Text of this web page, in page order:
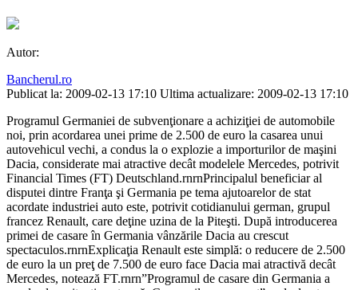
Autor:
Bancherul.ro
Publicat la: 2009-02-13 17:10 Ultima actualizare: 2009-02-13 17:10
Programul Germaniei de subvenţionare a achiziţiei de automobile
noi, prin acordarea unei prime de 2.500 de euro la casarea unui
autovehicul vechi, a condus la o explozie a importurilor de maşini
Dacia, considerate mai atractive decât modelele Mercedes, potrivit
Financial Times (FT) Deutschland.rnrnPrincipalul beneficiar al
disputei dintre Franţa şi Germania pe tema ajutoarelor de stat
acordate industriei auto este, potrivit cotidianului german, grupul
francez Renault, care deţine uzina de la Piteşti. După introducerea
primei de casare în Germania vânzările Dacia au crescut
spectaculos.rnrnExplicaţia Renault este simplă: o reducere de 2.500
de euro la un preţ de 7.500 de euro face Dacia mai atractivă decât
Mercedes, notează FT.rnrn”Programul de casare din Germania a